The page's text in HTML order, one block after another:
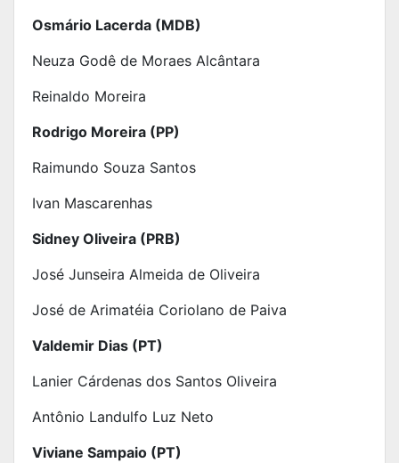
Osmário Lacerda (MDB)
Neuza Godê de Moraes Alcântara
Reinaldo Moreira
Rodrigo Moreira (PP)
Raimundo Souza Santos
Ivan Mascarenhas
Sidney Oliveira (PRB)
José Junseira Almeida de Oliveira
José de Arimatéia Coriolano de Paiva
Valdemir Dias (PT)
Lanier Cárdenas dos Santos Oliveira
Antônio Landulfo Luz Neto
Viviane Sampaio (PT)